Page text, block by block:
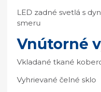
LED zadné svetlá s
smeru
Vnútorné
Vkladané tkané
Vyhrievané čelné sklo